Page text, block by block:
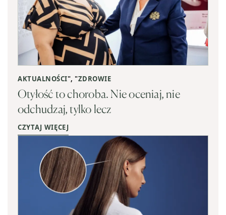
AKTUALNOŚCI", "ZDROWIE
Otyłość to choroba. Nie oceniaj, nie
odchudzaj, tylko lecz
CZYTAJ WIĘCEJ